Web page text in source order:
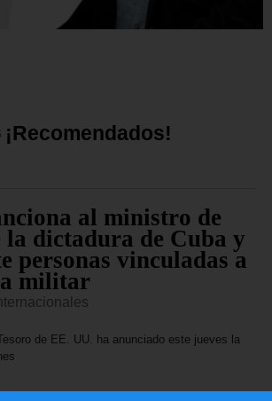
¡Recomend ad os!
al ministro de
la dictadura de Cuba y
personas vinculadas a
militar
de EE. UU. ha anunciado este jueves la